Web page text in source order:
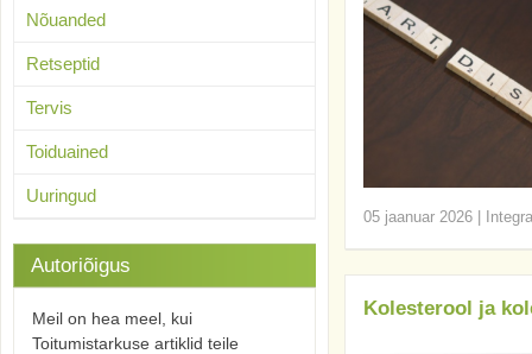
05 jaanuar 2026
Kolesterool ja
Nõuanded
Retseptid
Tervis
Toiduained
Uuringud
Autoriõigus
Meil on hea meel, kui
Toitumistarkuse artiklid teile